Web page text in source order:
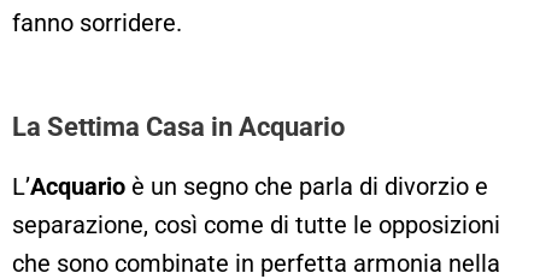
fanno sorridere.
La Settima Casa in Acquario
L’Acquario è un segno che parla di divorzio e
separazione, così come di tutte le opposizioni
che sono combinate in perfetta armonia nella